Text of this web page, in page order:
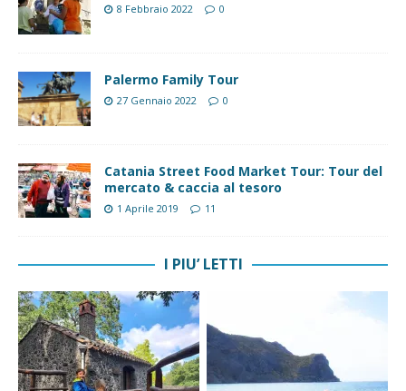
8 Febbraio 2022 0
Palermo Family Tour
27 Gennaio 2022 0
Catania Street Food Market Tour: Tour del
mercato & caccia al tesoro
1 Aprile 2019 11
I PIU’ LETTI